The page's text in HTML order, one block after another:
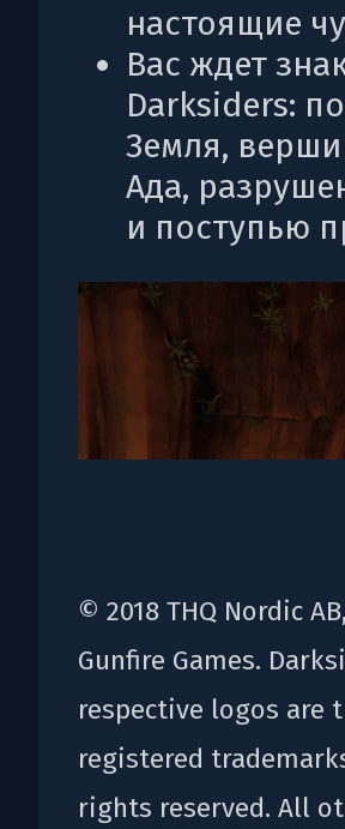
настоящие
Вас ждет
Darksiders:
Земля,
Ада,
и поступью
© 2018 THQ Nordic
Gunfire Games.
respective logos are
registered
rights reserved. All